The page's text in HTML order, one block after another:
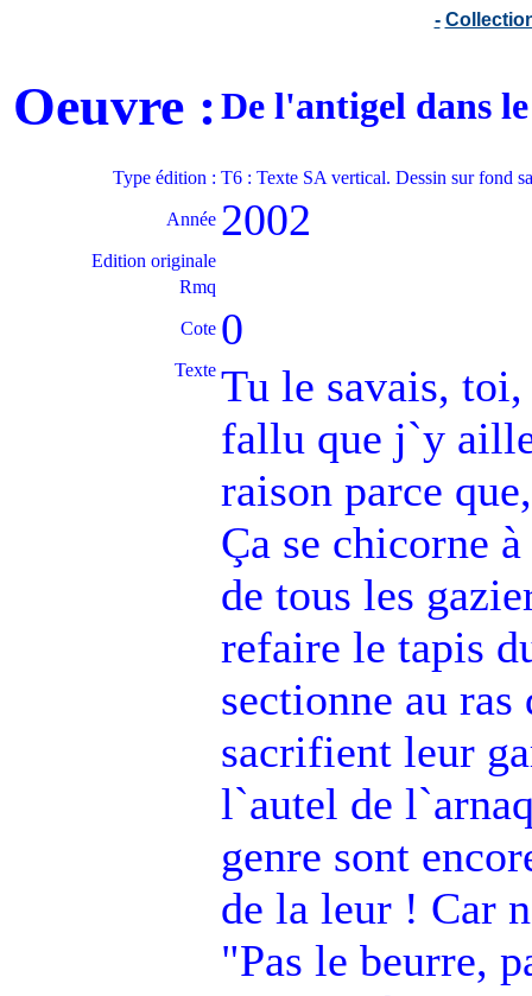
-
Oeuvre :De l'antigel dans
Type édition : T6 : Texte SA vertical. Dessin sur fond
Année 2002
Edition originale
Rmq
Cote 0
Texte Tu le savais,
fallu que j`y
raison parce
Ça se chicorne
de tous les
refaire le tapis
sectionne au ras
sacrifient leur
l`autel de
genre sont
de la leur ! Car
"Pas le beurre,